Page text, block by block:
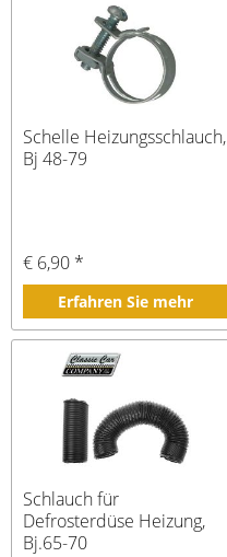
Schelle Heizungsschlauch,
Bj 48-79
€ 6,90 *
Erfahren Sie mehr
Schlauch für
Defrosterdüse Heizung,
Bj.65-70